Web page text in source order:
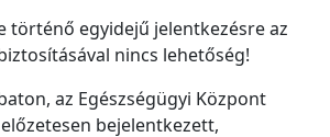
egyidejű jelentkezésre az
nincs lehetőség!
az Egészségügyi Központ
bejelentkezett,